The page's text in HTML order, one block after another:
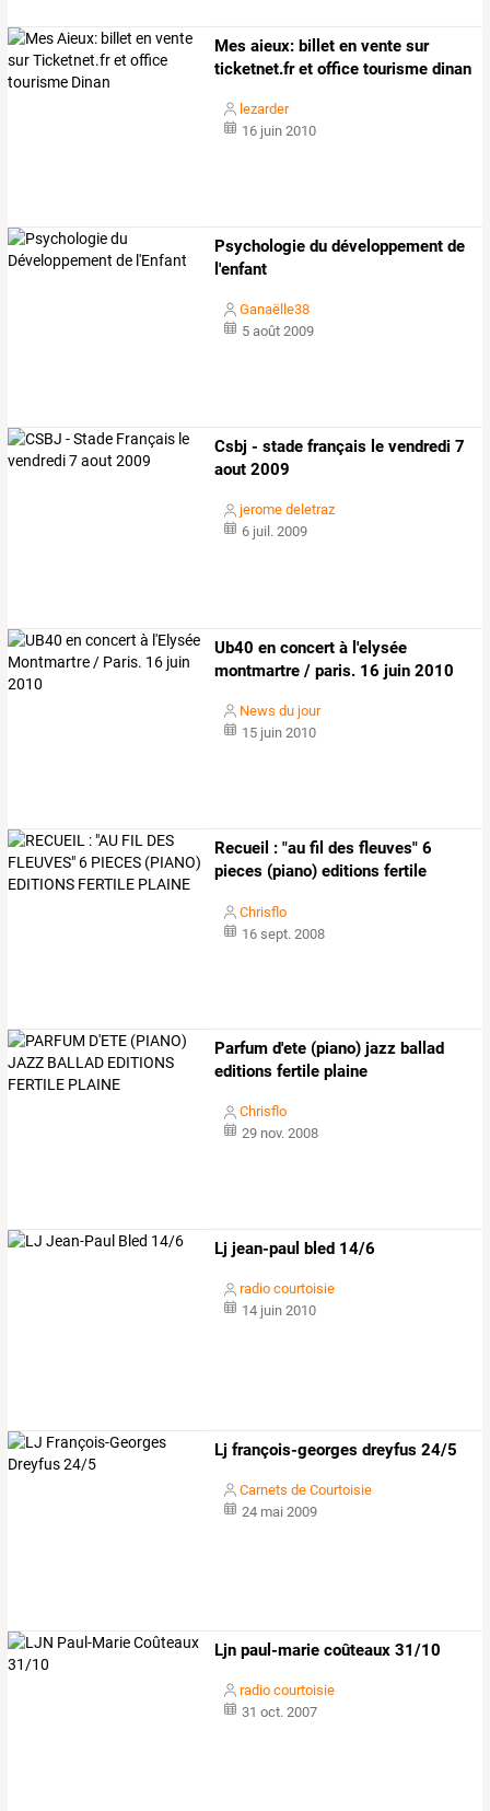
Mes aieux: billet en vente sur
ticketnet.fr et office tourisme dinan
lezarder
16 juin 2010
Psychologie du développement de
l'enfant
Ganaëlle38
5 août 2009
Csbj - stade français le vendredi 7
aout 2009
jerome deletraz
6 juil. 2009
Ub40 en concert à l'elysée
montmartre / paris. 16 juin 2010
News du jour
15 juin 2010
Recueil : "au fil des fleuves" 6
pieces (piano) editions fertile
Chrisflo
16 sept. 2008
Parfum d'ete (piano) jazz ballad
editions fertile plaine
Chrisflo
29 nov. 2008
Lj jean-paul bled 14/6
radio courtoisie
14 juin 2010
Lj françois-georges dreyfus 24/5
Carnets de Courtoisie
24 mai 2009
Ljn paul-marie coûteaux 31/10
radio courtoisie
31 oct. 2007